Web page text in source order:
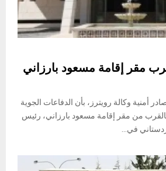
مقر إقامة مسعود بارزاني
أمنية وكالة رويترز، بأن الدفاعات الجوية
من مقر إقامة مسعود بارزاني، رئيس
في...